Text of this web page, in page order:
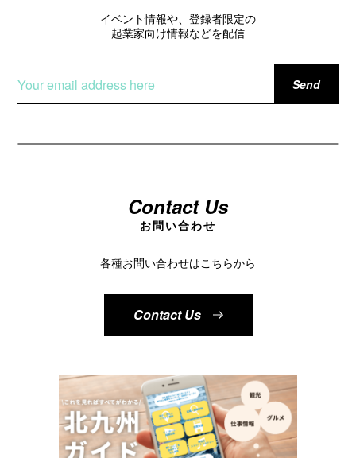
イベント情報や、登録者限定の
起業家向け情報などを配信
Contact Us
お問い合わせ
各種お問い合わせはこちらから
Contact Us